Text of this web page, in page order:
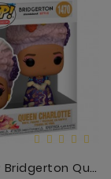
Figura POP Bridgerton Queen Charlotte